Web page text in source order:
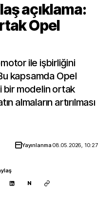
açıklama:
Opel
ile işbirliğini
kapsamda Opel
bir modelin ortak
almaların artırılması
Yayınlanma08.05.2026, 10:27
N